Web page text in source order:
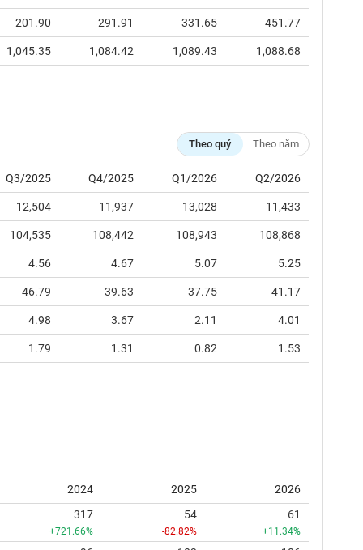
201.90 291.91 331.65 451.77
1,045.35 1,084.42 1,089.43 1,088.68
Theo quý Theo năm
Q3/2025 Q4/2025 Q1/2026 Q2/2026
12,504 11,937 13,028 11,433
104,535 108,442 108,943 108,868
4.56 4.67 5.07 5.25
46.79 39.63 37.75 41.17
4.98 3.67 2.11 4.01
1.79 1.31 0.82 1.53
2024 2025
2026
317
+721.66%
54
-82.82%
61
+11.34%